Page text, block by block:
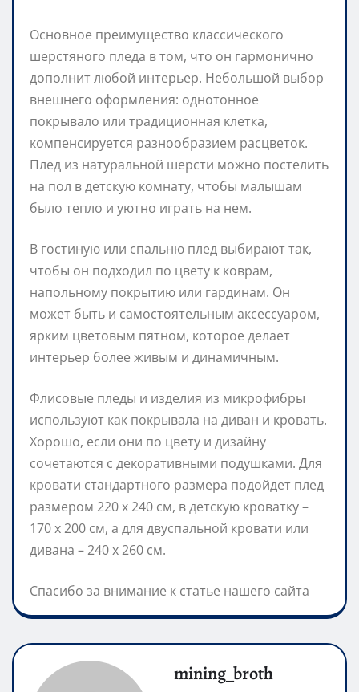
Основное преимущество классического
шерстяного пледа в том, что он гармонично
дополнит любой интерьер. Небольшой выбор
внешнего оформления: однотонное
покрывало или традиционная клетка,
компенсируется разнообразием расцветок.
Плед из натуральной шерсти можно постелить
на пол в детскую комнату, чтобы малышам
было тепло и уютно играть на нем.
В гостиную или спальню плед выбирают так,
чтобы он подходил по цвету к коврам,
напольному покрытию или гардинам. Он
может быть и самостоятельным аксессуаром,
ярким цветовым пятном, которое делает
интерьер более живым и динамичным.
Флисовые пледы и изделия из микрофибры
используют как покрывала на диван и кровать.
Хорошо, если они по цвету и дизайну
сочетаются с декоративными подушками. Для
кровати стандартного размера подойдет плед
размером 220 х 240 см, в детскую кроватку –
170 х 200 см, а для двуспальной кровати или
дивана – 240 х 260 см.
Спасибо за внимание к статье нашего сайта
mining_broth